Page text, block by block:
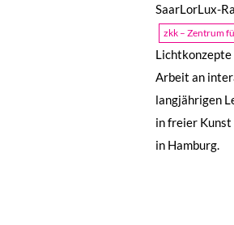
SaarLorLux-
zkk – Zentrum
Lichtkonzepte
Arbeit an
langjährigen
in freier
in Hamburg.